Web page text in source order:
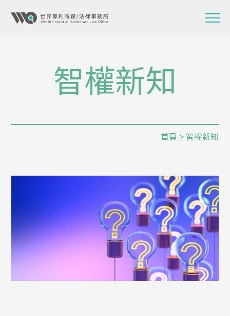
智權新知
首頁 > 智權新知